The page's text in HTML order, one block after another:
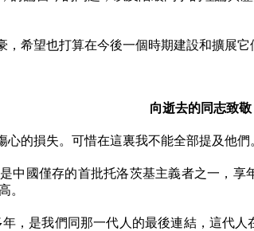
希望也打算在今後一個時期建設和擴展它
向逝去的同志致敬
的損失。可惜在這裏我不能全部提及他們
中國僅存的首批托洛茨基主義者之一，享
。
，是我們同那一代人的最後連結，這代